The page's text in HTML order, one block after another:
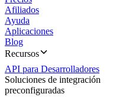
Afiliados
Ayuda
Aplicaciones
Blog
Recursos
API para Desarrolladores
Soluciones de integración
preconfiguradas